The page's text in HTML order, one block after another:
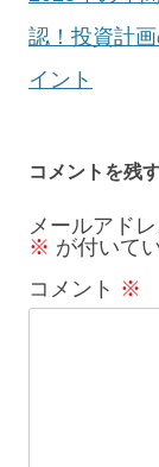
ナ
ビ
ー
ョ
ン
認！投資計
イント
コメントを残
メールアド
※ が付いて
コメント ※